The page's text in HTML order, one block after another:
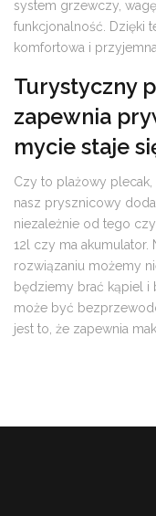
system grzewczy,
funkcjonalność. Dzięki
komfortowa i przyjemna.
Turystyczny
zapewnia
mycie staje
Czy to plażowy
nasz prysznicowy
niezależnie od tego
12l czy ma akumulator.
rozwiązaniu możemy
będziemy brać kąpiel i
może być
jest to, że zapewnia